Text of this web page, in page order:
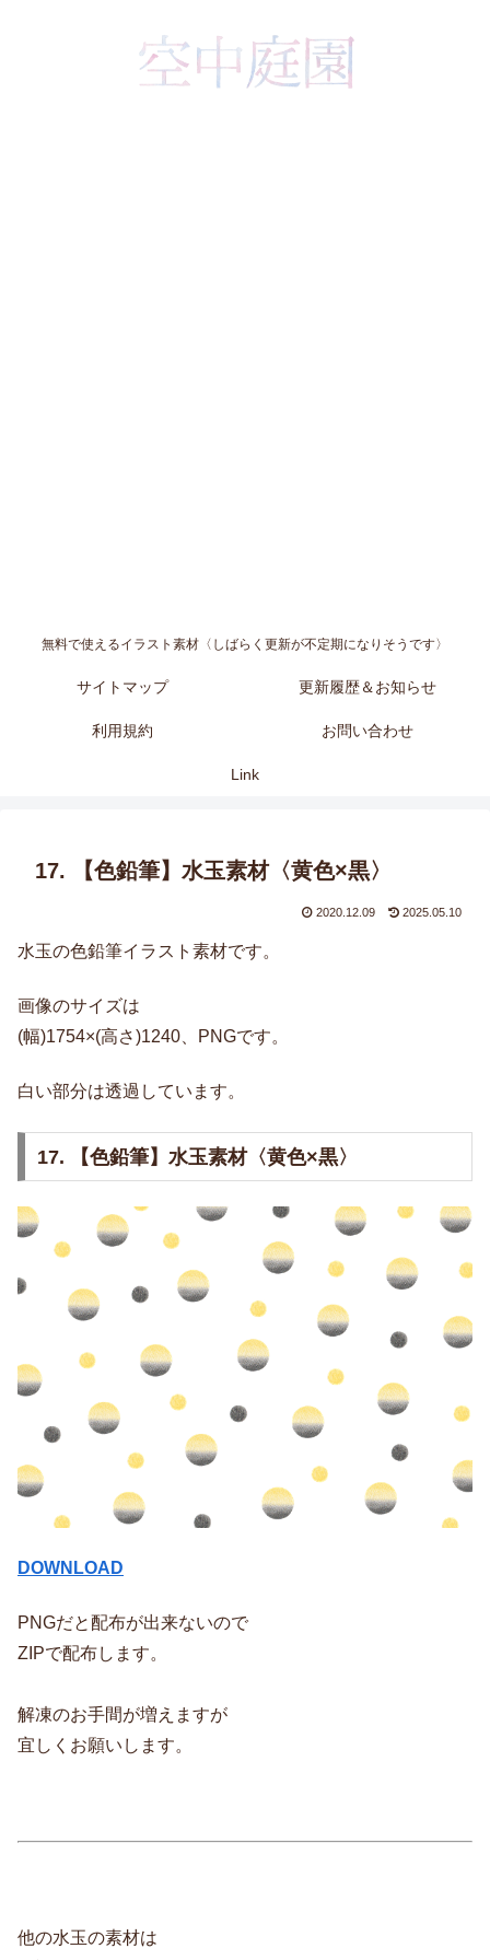
無料で使えるイラスト素材〈しばらく更新が不定期になりそうです〉
サイトマップ 更新履歴＆お知らせ
利用規約 お問い合わせ
Link
17. 【色鉛筆】水玉素材〈黄色×黒〉
2020.12.09 2025.05.10
水玉の色鉛筆イラスト素材です。
画像のサイズは
(幅)1754×(高さ)1240、PNGです。
白い部分は透過しています。
17. 【色鉛筆】水玉素材〈黄色×黒〉
DOWNLOAD
PNGだと配布が出来ないので
ZIPで配布します。
解凍のお手間が増えますが
宜しくお願いします。
他の水玉の素材は